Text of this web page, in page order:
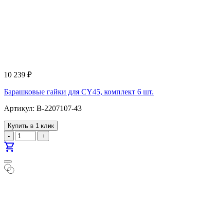
10 239 ₽
Барашковые гайки для CY45, комплект 6 шт.
Артикул: B-2207107-43
Купить в 1 клик
-
+
shopping_cart